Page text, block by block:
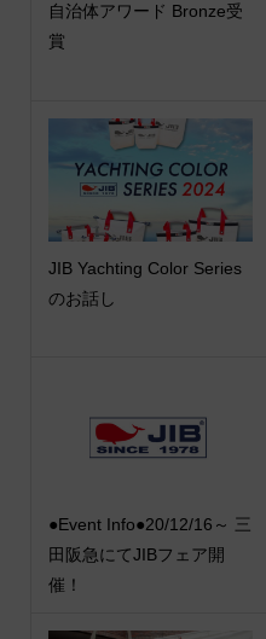
自治体アワード Bronze受
賞
JIB Yachting Color Series
のお話し
●Event Info●20/12/16～ 三
田阪急にてJIBフェア開
催！